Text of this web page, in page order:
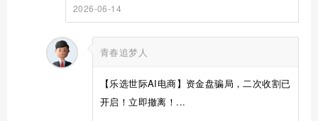
2026-06-14
青春追梦人
【乐选世际AI电商】资金盘骗局，二次收割已
开启！立即撤离！...